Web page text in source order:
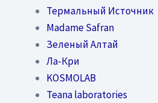
Термальный Источник
Madame Safran
Зеленый Алтай
Ла-Кри
KOSMOLAB
Teana laboratories